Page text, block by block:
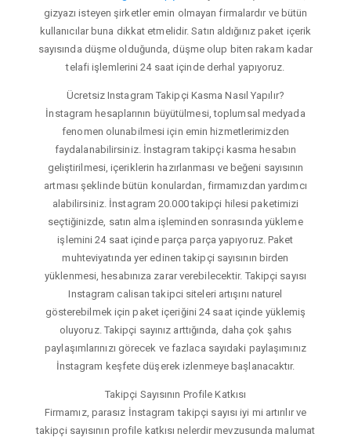
gizyazı isteyen şirketler emin olmayan firmalardır ve bütün
kullanıcılar buna dikkat etmelidir. Satın aldığınız paket içerik
sayısında düşme olduğunda, düşme olup biten rakam kadar
telafi işlemlerini 24 saat içinde derhal yapıyoruz.
Ücretsiz Instagram Takipçi Kasma Nasıl Yapılır?
İnstagram hesaplarının büyütülmesi, toplumsal medyada
fenomen olunabilmesi için emin hizmetlerimizden
faydalanabilirsiniz. İnstagram takipçi kasma hesabın
geliştirilmesi, içeriklerin hazırlanması ve beğeni sayısının
artması şeklinde bütün konulardan, firmamızdan yardımcı
alabilirsiniz. İnstagram 20.000 takipçi hilesi paketimizi
seçtiğinizde, satın alma işleminden sonrasında yükleme
işlemini 24 saat içinde parça parça yapıyoruz. Paket
muhteviyatında yer edinen takipçi sayısının birden
yüklenmesi, hesabınıza zarar verebilecektir. Takipçi sayısı
Instagram calisan takipci siteleri artışını naturel
gösterebilmek için paket içeriğini 24 saat içinde yüklemiş
oluyoruz. Takipçi sayınız arttığında, daha çok şahıs
paylaşımlarınızı görecek ve fazlaca sayıdaki paylaşımınız
İnstagram keşfete düşerek izlenmeye başlanacaktır.
Takipçi Sayısının Profile Katkısı
Firmamız, parasız İnstagram takipçi sayısı iyi mi artırılır ve
takipçi sayısının profile katkısı nelerdir mevzusunda malumat